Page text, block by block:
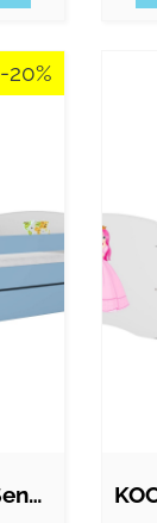
-20%
KOCOT KIDS Seng babydreams blå kort uden…